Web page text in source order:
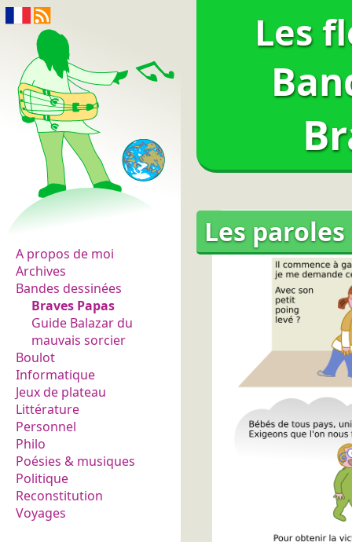
Les fleurs du normal
A propos de moi
Archives
Bandes dessinées
Braves Papas
Guide Balazar du
mauvais sorcier
Boulot
Informatique
Jeux de plateau
Littérature
Personnel
Philo
Poésies & musiques
Politique
Reconstitution
Voyages
Les
Les paroles